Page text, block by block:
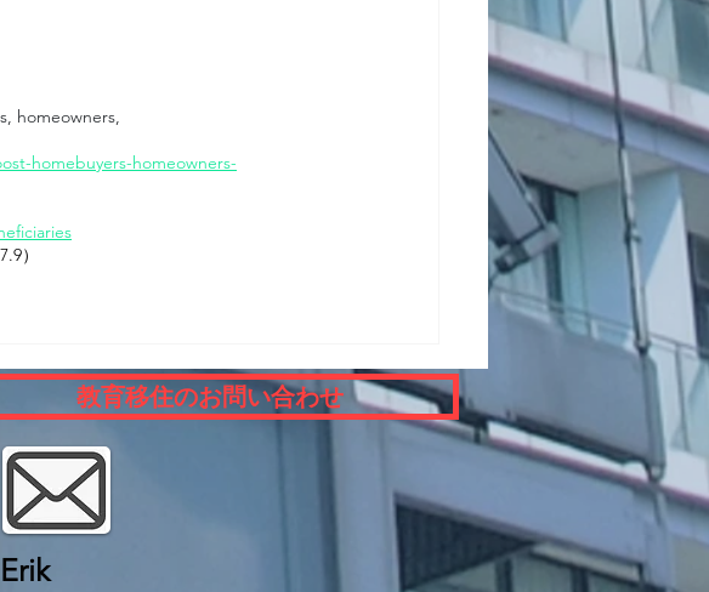
homeowners,
homebuyers-homeowners-
）
教育移住のお問い合わせ